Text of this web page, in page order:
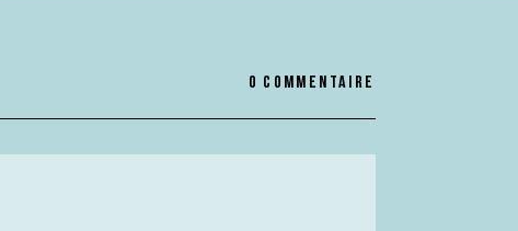
0 commentaire